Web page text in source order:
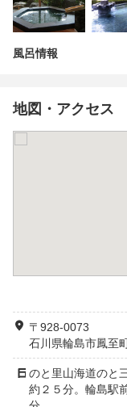
風呂情報
地図・アクセス
〒928-0073
石川県輪島市鳳至
のと里山海道のと
約２５分。輪島駅